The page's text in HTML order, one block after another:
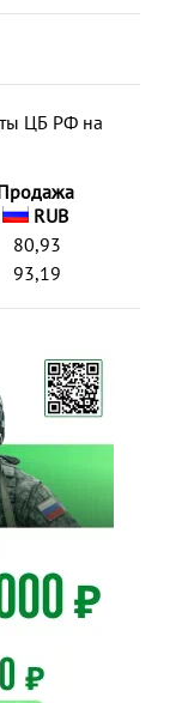
ЦБ РФ на
RUB
80,93
93,19